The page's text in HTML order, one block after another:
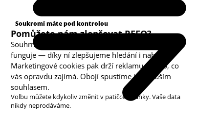
Soukromí máte pod kontrolou
Pomůžete nám zlepšovat REFO?
Souhrnná analytika nám ukazuje, co v obchodě
funguje — díky ní zlepšujeme hledání i nabídku.
Marketingové cookies pak drží reklamu u toho, co
vás opravdu zajímá. Obojí spustíme jen s vaším
souhlasem.
Volbu můžete kdykoliv změnit v patičce stránky. Vaše data
nikdy neprodáváme.
Kategorie cookies